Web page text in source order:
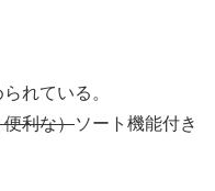
れている。
便利な）ソート機能付き